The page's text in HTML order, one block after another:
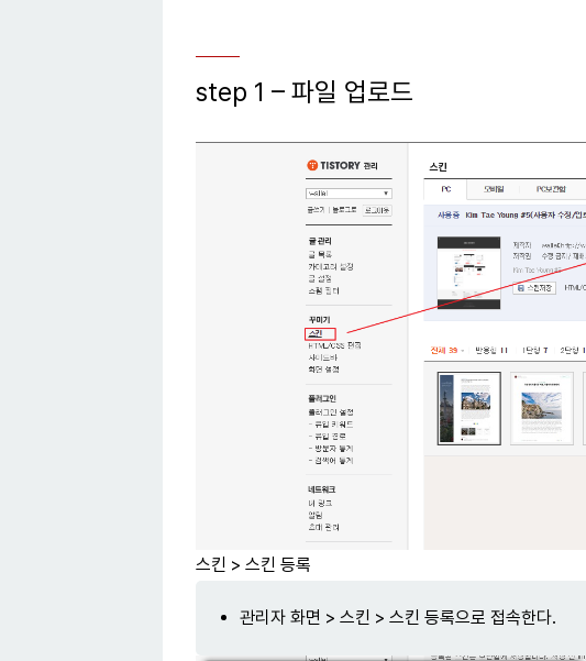
step 1 – 파일 업로드
스킨 > 스킨 등록
관리자 화면 > 스킨 > 스킨 등록으로 접속한다.